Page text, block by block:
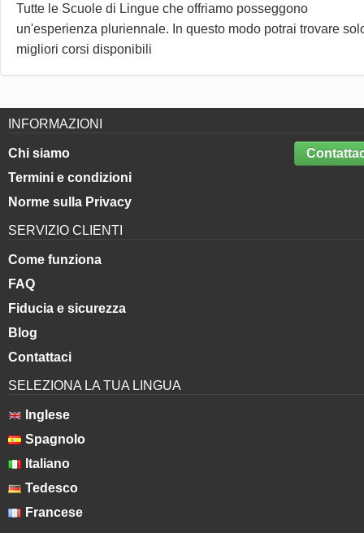
Tutte le Scuole di Lingue che offriamo posseggono
un'esperienza pluriennale. In questo modo potrai trovare
migliori corsi disponibili
INFORMAZIONI
Chi siamo
Termini e condizioni
Norme sulla Privacy
SERVIZIO CLIENTI
Come funziona
FAQ
Fiducia e sicurezza
Blog
Contattaci
SELEZIONA LA TUA LINGUA
Inglese
Spagnolo
Italiano
Tedesco
Francese